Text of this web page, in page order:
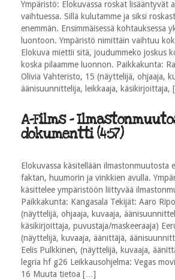
Ympäristö: Elokuvassa roskat lisääntyvät
vaihtuessa. Sillä kulutamme ja siksi
enemmän. Ensimmäisessä kohtauksessa
luontoon. Ympäristö nimittäin vaihtuu
Elokuva miettii sitä, joudummeko joskus
koska pilaamme luonnon. Paikkakunta:
Olivia Vahteristo, 15 (näyttelijä, ohjaaja,
äänisuunnittelija, leikkaaja,
A-Films -
dokumentti (4:57)
Elokuvassa käsitellään ilmastonmuutosta
faktan, huumorin ja vinkkien avulla.
käsittelee ympäristöön liittyvää
Paikkakunta: Kangasala Tekijät: Aaro
(näyttelijä, ohjaaja, kuvaaja,
käsikirjoittaja, puvustaja/maskeeraaja)
(näyttelijä, kuvaaja, äänittäjä,
Eelis Pulkkinen, (näyttelijä, kuvaaja,
legria hf g26 Leikkausohjelma: Vegas
16 Muuta tietoa […]